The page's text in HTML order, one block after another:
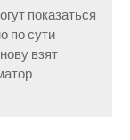
показаться
по сути
взят